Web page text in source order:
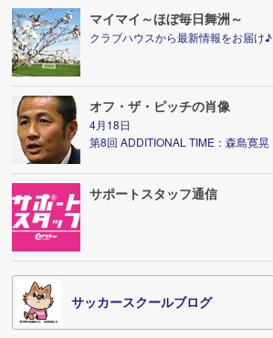
マイマイ～ほぼ毎日舞洲～
クラブハウスから最新情報をお届け♪
オフ・ザ・ピッチの肖像
4月18日
第8回 ADDITIONAL TIME：森島寛晃
サポートスタッフ通信
サッカースクールブログ